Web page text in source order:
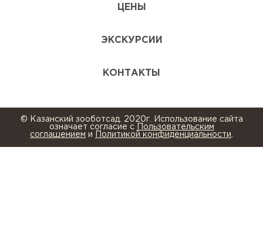
ЦЕНЫ
ЭКСКУРСИИ
КОНТАКТЫ
© Казанский зооботсад. 2020г. Использование сайта
означает согласие с
Пользовательским
соглашением и Политикой конфиденциальности